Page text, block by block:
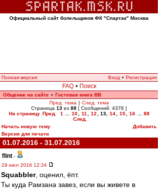
Официальный сайт болельщиков ФК "Спартак" Москва
Полная версия Вход • Регистрация
FAQ • Поиск
Общение на сайте » Гостевая книга ВВ
Пред. тема | След. тема
Страница 13 из 88 [ Сообщений: 4376 ]
На страницу Пред. 1 10 11 12 13, 14 15 16
88
След.
Начать новую тему
Добавить
Версия для печати
01.07.2016 - 31.07.2016
flint -
29 июл 2016 12:34
Squabbler, оценил, ёпт.
Ты куда Рамзана завез, если вы живете в